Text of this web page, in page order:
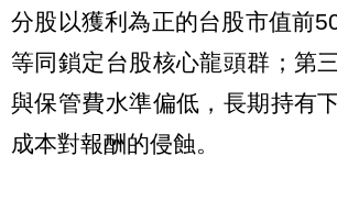
分股以獲利為正的台股市值前
等同鎖定台股核心龍頭群；第
與保管費水準偏低，長期持有
成本對報酬的侵蝕。